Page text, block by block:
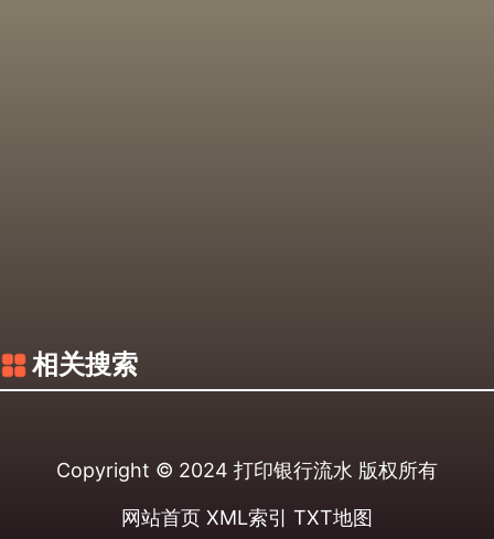
相关搜索
Copyright © 2024 打印银行流水 版权所有
网站首页 XML索引 TXT地图